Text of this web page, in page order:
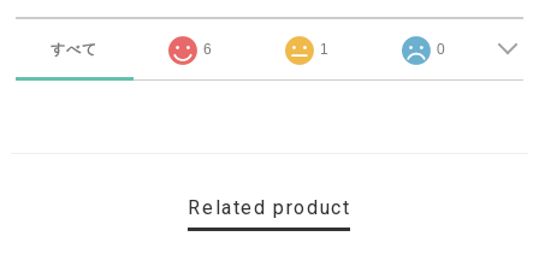
すべて 6 1 0
Related product